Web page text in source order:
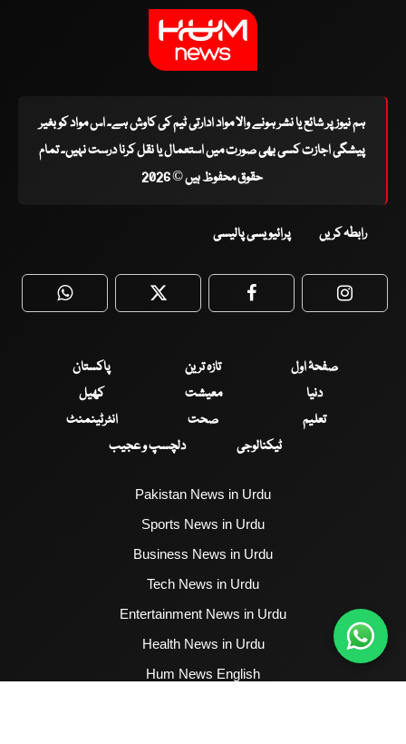
ہم نیوز پر شائع یا نشر ہونے والا مواد ادارتی ٹیم کی کاوش ہے۔ اس مواد کو بغیر
پیشگی اجازت کسی بھی صورت میں استعمال یا نقل کرنا درست نہیں۔ تمام
حقوق محفوظ ہیں © 2026
رابطہ کریں پرائیویسی پالیسی
WhatsApp Twitter Facebook
صفحۂ اول تازہ ترین
پاکستان
دنیا
معیشت
کھیل
تعلیم
صحت
انٹرٹینمنٹ
ٹیکنالوجی
دلچسپ و عجیب
Pakistan News in Urdu
Sports News in Urdu
Business News in Urdu
Tech News in Urdu
Entertainment News in Urdu
Health News in Urdu
Hum News English